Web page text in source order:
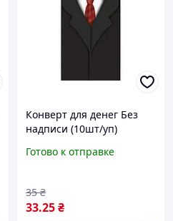
Конверт для денег Без
надписи (10шт/уп)
УПАКОВКИН
Готово к отправке
33.25₴
35 ₴